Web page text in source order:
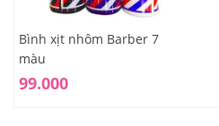
Bình xịt nhôm Barber 7
màu
99.000